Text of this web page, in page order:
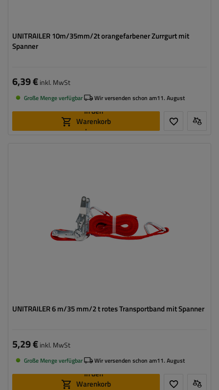
UNITRAILER 10m/35mm/2t orangefarbener Zurrgurt mit
Spanner
6,39 €inkl. MwSt
Große Menge verfügbar Wir versenden schon am11. August
In den
Warenkorb
legen
UNITRAILER 6 m/35 mm/2 t rotes Transportband mit Spanner
5,29 €inkl. MwSt
Große Menge verfügbar Wir versenden schon am11. August
In den
Warenkorb